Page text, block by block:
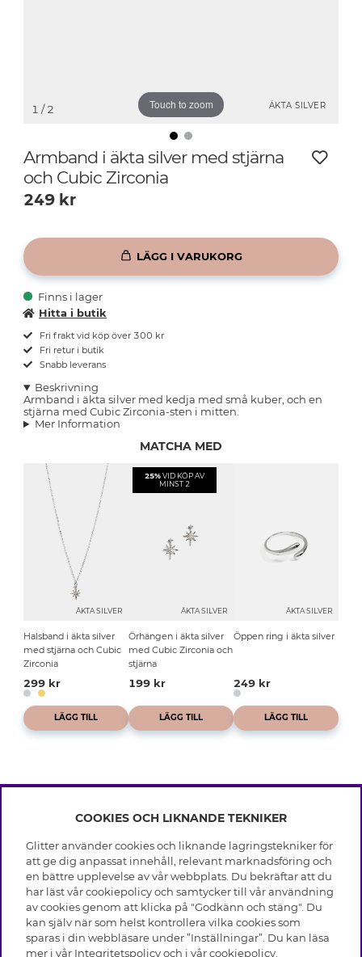
ÄKTA SILVER
Touch to zoom
1 / 2
Armband i äkta silver med stjärna
och Cubic Zirconia
249 kr
LÄGG I VARUKORG
Finns i lager
Hitta i butik
Fri frakt vid köp över 300 kr
Fri retur i butik
Snabb leverans
Beskrivning
Armband i äkta silver med kedja med små kuber, och en
stjärna med Cubic Zirconia-sten i mitten.
Mer Information
MATCHA MED
ÄKTA SILVER
Halsband i äkta silver
med stjärna och Cubic
Zirconia
299 kr
LÄGG TILL
25% VID KÖP AV
MINST 2
ÄKTA SILVER
Örhängen i äkta silver
med Cubic Zirconia och
stjärna
199 kr
LÄGG TILL
ÄKTA SILVER
Öppen ring i äkta silver
249 kr
LÄGG TILL
INFO
Leverans
Villkor
Integritetspolicy
Cookies
Medlemsvillkor
Jobba hos Glitter
OM GLITTER
Black Friday
Våra butiker
Varumärken
Företagshistoria
HJÄLP
Vanliga frågor
COOKIES OCH LIKNANDE TEKNIKER
Glitter använder cookies och liknande lagringstekniker för
att ge dig anpassat innehåll, relevant marknadsföring och
en bättre upplevelse av vår webbplats. Du bekräftar att du
har läst vår cookiepolicy och samtycker till vår användning
av cookies genom att klicka på "Godkänn och stäng". Du
kan själv när som helst kontrollera vilka cookies som
sparas i din webbläsare under ”Inställningar”. Du kan läsa
mer i vår Integritetspolicyoch i vårcookiepolicy